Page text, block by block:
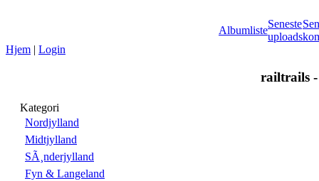
Albumliste
Seneste
uploads
Hjem | Login
railtrails
Kategori
Nordjylland
Midtjylland
SÃ¸nderjylland
Fyn & Langeland